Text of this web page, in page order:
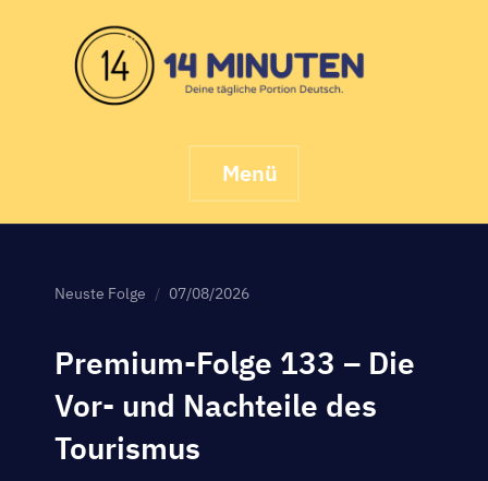
content
Menü
Neuste Folge 07/08/2026
Premium-Folge 133 – Die
Vor- und Nachteile des
Tourismus